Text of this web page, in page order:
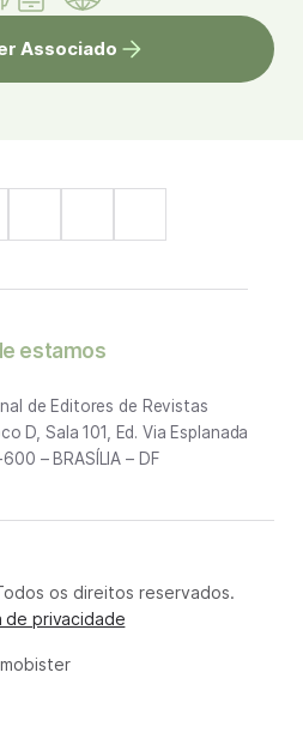
Associado
estamos
de Editores de Revistas
D, Sala 101, Ed. Via Esplanada
– BRASÍLIA – DF
os direitos reservados.
de privacidade
mobister